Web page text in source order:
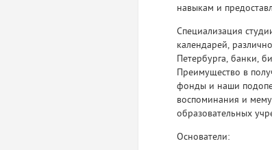
навыкам и
Специализация
календарей,
Петербурга, банки,
Преимущество в
фонды и наши
воспоминания и
образовательных
Основатели: